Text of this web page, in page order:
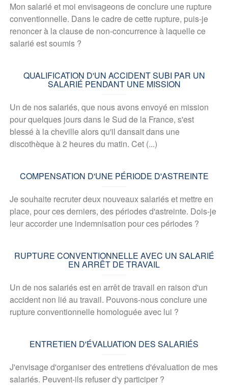
Mon salarié et moi envisageons de conclure une rupture
conventionnelle. Dans le cadre de cette rupture, puis-je
renoncer à la clause de non-concurrence à laquelle ce
salarié est soumis ?
QUALIFICATION D'UN ACCIDENT SUBI PAR UN
SALARIÉ PENDANT UNE MISSION
Un de nos salariés, que nous avons envoyé en mission
pour quelques jours dans le Sud de la France, s'est
blessé à la cheville alors qu'il dansait dans une
discothèque à 2 heures du matin. Cet (...)
COMPENSATION D'UNE PÉRIODE D'ASTREINTE
Je souhaite recruter deux nouveaux salariés et mettre en
place, pour ces derniers, des périodes d'astreinte. Dois-je
leur accorder une indemnisation pour ces périodes ?
RUPTURE CONVENTIONNELLE AVEC UN SALARIÉ
EN ARRÊT DE TRAVAIL
Un de nos salariés est en arrêt de travail en raison d'un
accident non lié au travail. Pouvons-nous conclure une
rupture conventionnelle homologuée avec lui ?
ENTRETIEN D'ÉVALUATION DES SALARIÉS
J'envisage d'organiser des entretiens d'évaluation de mes
salariés. Peuvent-ils refuser d'y participer ?